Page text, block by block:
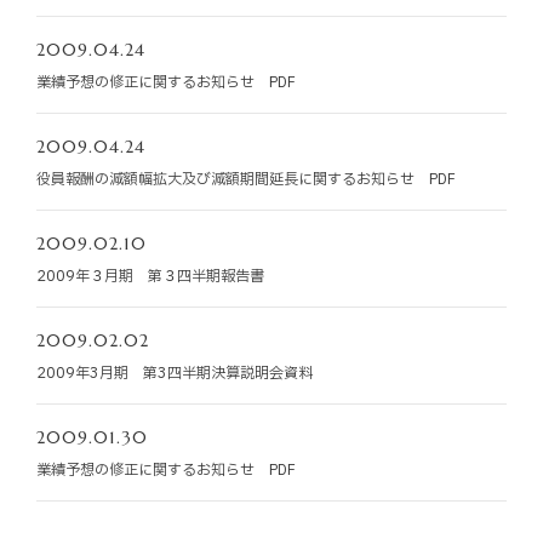
2009.04.24
業績予想の修正に関するお知らせ PDF
2009.04.24
役員報酬の減額幅拡大及び減額期間延長に関するお知らせ PDF
2009.02.10
2009年３月期 第３四半期報告書
2009.02.02
2009年3月期 第3四半期決算説明会資料
2009.01.30
業績予想の修正に関するお知らせ PDF